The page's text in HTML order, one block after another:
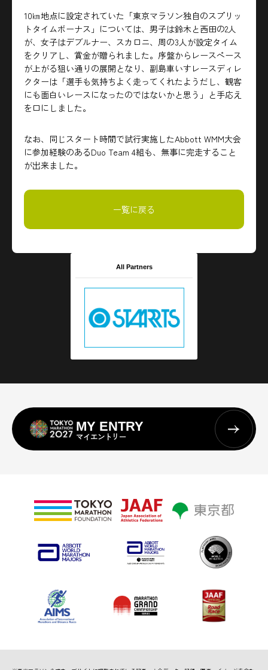
10㎞地点に設定されていた「東京マラソン独自のスプリッ
トタイムボーナス」については、男子は鈴木と西田の2人
が、女子はデブルナー、スカロニ、周の3人が設定タイム
をクリアし、賞金が贈られました。序盤からレースペース
が上がる狙い通りの展開となり、副島車いすレースディレ
クターは「選手も気持ちよく走ってくれたようだし、観客
にも面白いレースになったのではないかと思う」と手応え
を口にしました。
なお、同じスタート時間で試行実施したAbbott WMM大会
に参加経験のあるDuo Team 4組も、無事に完走すること
が出来ました。
一覧に戻る
All Partners
MY ENTRY
マイエントリー